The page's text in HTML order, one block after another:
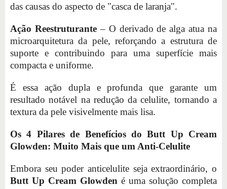
das causas do aspecto de "casca de laranja".
Ação Reestruturante– O derivado de alga atua na
microarquitetura da pele, reforçando a estrutura de
suporte e contribuindo para uma superfície mais
compacta e uniforme.
É essa ação dupla e profunda que garante um
resultado notável na redução da celulite, tornando a
textura da pele visivelmente mais lisa.
Os 4 Pilares de Benefícios do Butt Up Cream
Glowden: Muito Mais que um Anti-Celulite
Embora seu poder anticelulite seja extraordinário, o
Butt Up Cream Glowden é uma solução completa